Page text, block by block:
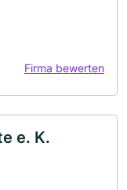
Firma bewerten
e. K.